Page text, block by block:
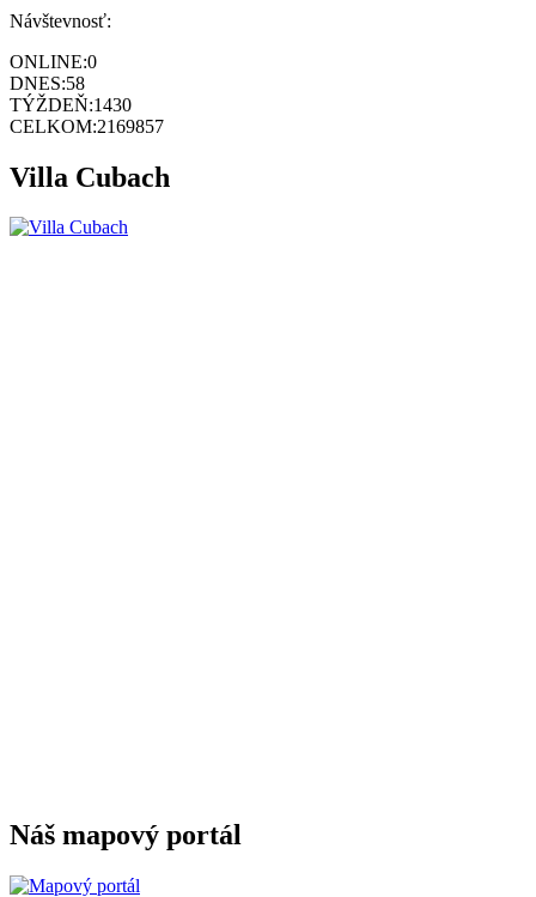
Návštevnosť:
ONLINE:0
DNES:58
TÝŽDEŇ:1430
CELKOM:2169857
Villa Cubach
Náš mapový portál